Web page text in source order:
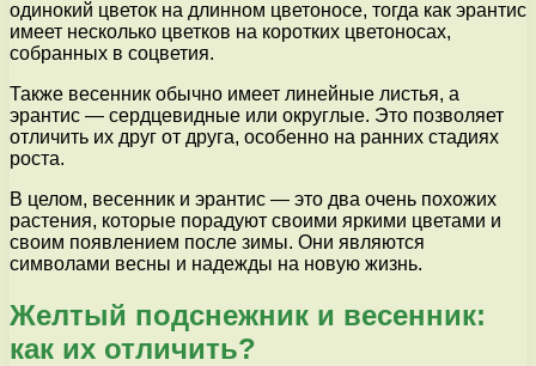
одинокий цветок на длинном цветоносе, тогда как эрантис
имеет несколько цветков на коротких цветоносах,
собранных в соцветия.
Также весенник обычно имеет линейные листья, а
эрантис — сердцевидные или округлые. Это позволяет
отличить их друг от друга, особенно на ранних стадиях
роста.
В целом, весенник и эрантис — это два очень похожих
растения, которые порадуют своими яркими цветами и
своим появлением после зимы. Они являются
символами весны и надежды на новую жизнь.
Желтый подснежник и весенник:
как их отличить?